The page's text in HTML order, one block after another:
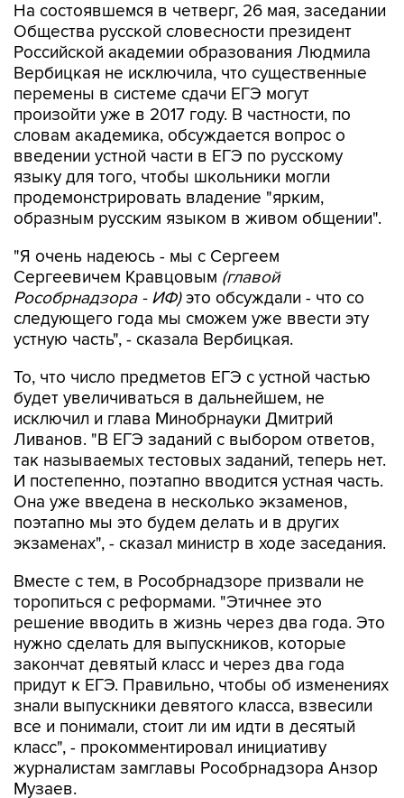
На состоявшемся в четверг, 26 мая, заседании
Общества русской словесности президент
Российской академии образования Людмила
Вербицкая не исключила, что существенные
перемены в системе сдачи ЕГЭ могут
произойти уже в 2017 году. В частности, по
словам академика, обсуждается вопрос о
введении устной части в ЕГЭ по русскому
языку для того, чтобы школьники могли
продемонстрировать владение "ярким,
образным русским языком в живом общении".
"Я очень надеюсь - мы с Сергеем
Сергеевичем Кравцовым (главой
Рособрнадзора - ИФ)это обсуждали - что со
следующего года мы сможем уже ввести эту
устную часть", - сказала Вербицкая.
То, что число предметов ЕГЭ с устной частью
будет увеличиваться в дальнейшем, не
исключил и глава Минобрнауки Дмитрий
Ливанов. "В ЕГЭ заданий с выбором ответов,
так называемых тестовых заданий, теперь нет.
И постепенно, поэтапно вводится устная часть.
Она уже введена в несколько экзаменов,
поэтапно мы это будем делать и в других
экзаменах", - сказал министр в ходе заседания.
Вместе с тем, в Рособрнадзоре призвали не
торопиться с реформами. "Этичнее это
решение вводить в жизнь через два года. Это
нужно сделать для выпускников, которые
закончат девятый класс и через два года
придут к ЕГЭ. Правильно, чтобы об изменениях
знали выпускники девятого класса, взвесили
все и понимали, стоит ли им идти в десятый
класс", - прокомментировал инициативу
журналистам замглавы Рособрнадзора Анзор
Музаев.